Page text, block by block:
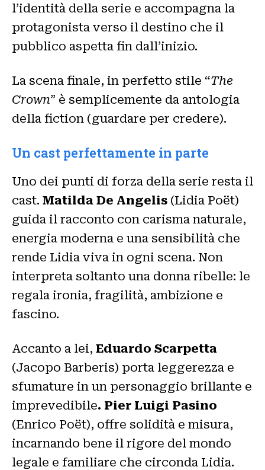
l’identità della serie e accompagna la
protagonista verso il destino che il
pubblico aspetta fin dall’inizio.
La scena finale, in perfetto stile “The
Crown” è semplicemente da antologia
della fiction (guardare per credere).
Un cast perfettamente in parte
Uno dei punti di forza della serie resta il
cast. Matilda De Angelis (Lidia Poët)
guida il racconto con carisma naturale,
energia moderna e una sensibilità che
rende Lidia viva in ogni scena. Non
interpreta soltanto una donna ribelle: le
regala ironia, fragilità, ambizione e
fascino.
Accanto a lei, Eduardo Scarpetta
(Jacopo Barberis) porta leggerezza e
sfumature in un personaggio brillante e
imprevedibile. Pier Luigi Pasino
(Enrico Poët), offre solidità e misura,
incarnando bene il rigore del mondo
legale e familiare che circonda Lidia.